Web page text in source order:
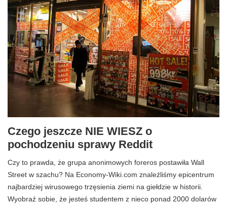
Czego jeszcze NIE WIESZ o
pochodzeniu sprawy Reddit
Czy to prawda, że ​​grupa anonimowych foreros postawiła Wall
Street w szachu? Na Economy-Wiki.com znaleźliśmy epicentrum
najbardziej wirusowego trzęsienia ziemi na giełdzie w historii.
Wyobraź sobie, że jesteś studentem z nieco ponad 2000 dolarów